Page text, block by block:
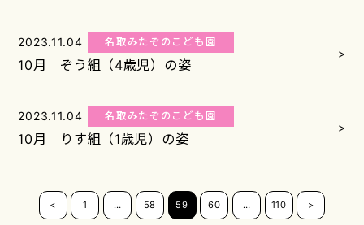
2023.11.04 名取みたぞのこども園
10月 ぞう組（4歳児）の姿
>
2023.11.04 名取みたぞのこども園
10月 りす組（1歳児）の姿
>
< 1 … 58 59 60 … 110 >